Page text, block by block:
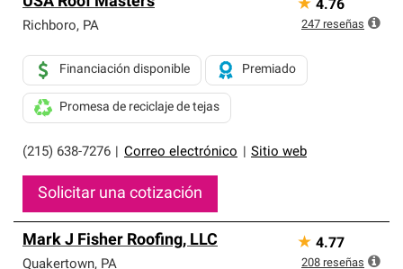
Richboro, PA
(215) 638-7276 Correo electrónico Sitio web
Financiación disponible Premiado
Promesa de reciclaje de tejas
Solicitar una cotización
★ 4.76
247 reseñas
Mark J Fisher Roofing, LLC
Quakertown, PA
★ 4.77
208 reseñas